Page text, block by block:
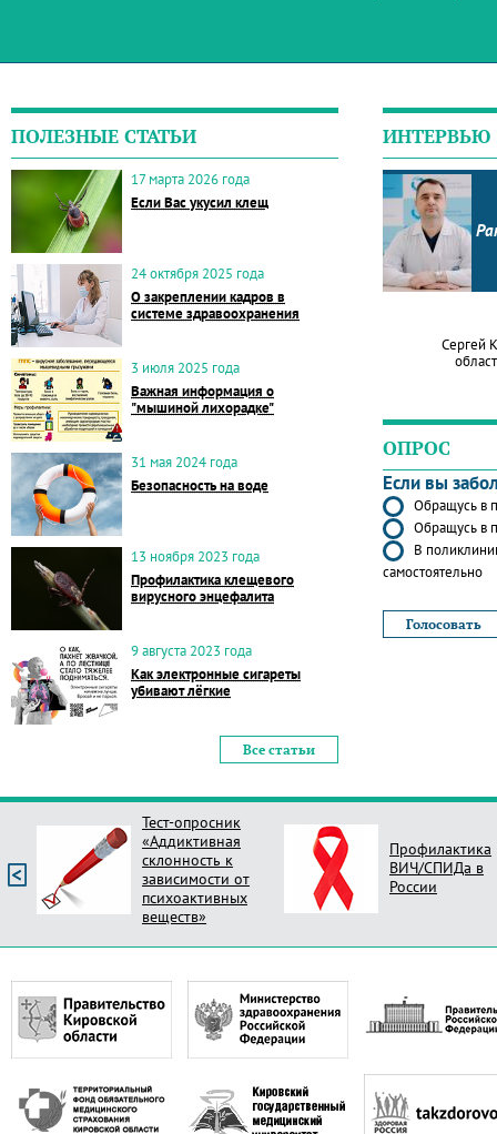
ПОЛЕЗНЫЕ СТАТЬИ
17 марта 2026 года
Если Вас укусил клещ
24 октября 2025 года
О закреплении кадров в
системе здравоохранения
3 июля 2025 года
Важная информация о
"мышиной лихорадке"
31 мая 2024 года
Безопасность на воде
13 ноября 2023 года
Профилактика клещевого
вирусного энцефалита
9 августа 2023 года
Как электронные сигареты
убивают лёгкие
Все статьи
ИНТЕРВЬЮ
Сергей
ОПРОС
Если вы
Обращусь в
Обращусь в
В
самостоятельно
Тест-опросник
«Аддиктивная
склонность к
зависимости от
психоактивных
веществ»
Профилактика
ВИЧ/СПИДа в
России